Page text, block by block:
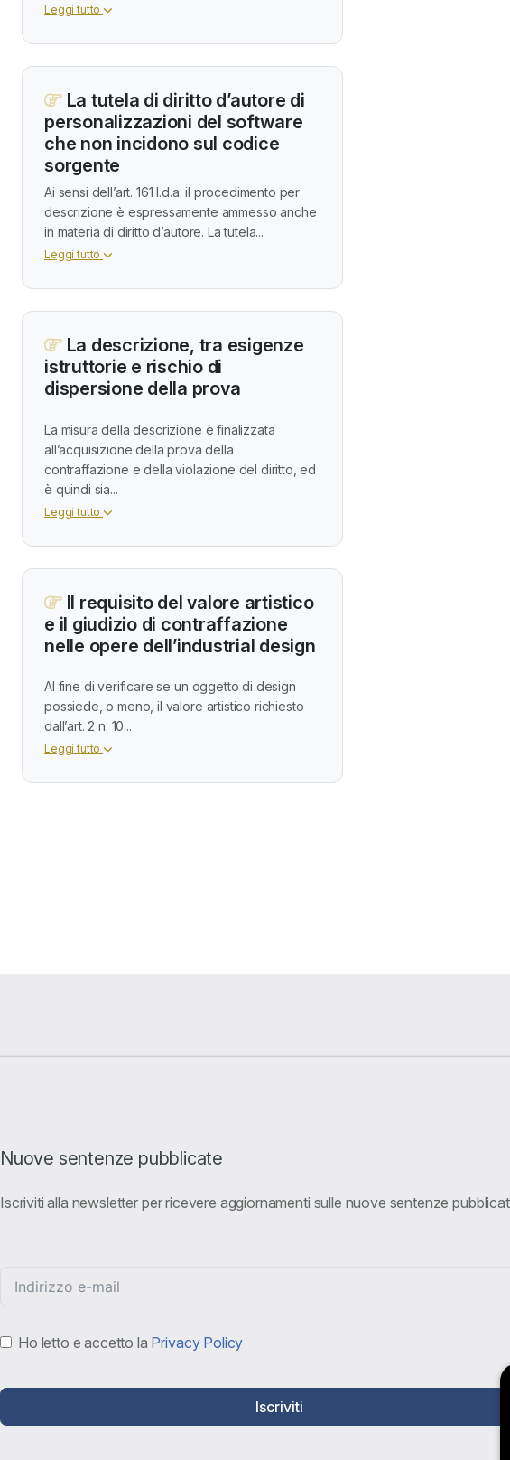
Leggi tutto
La tutela di diritto d’autore di
personalizzazioni del software
che non incidono sul codice
sorgente
Ai sensi dell’art. 161 l.d.a. il procedimento per
descrizione è espressamente ammesso anche
in materia di diritto d’autore. La tutela...
Leggi tutto
La descrizione, tra esigenze
istruttorie e rischio di
dispersione della prova
La misura della descrizione è finalizzata
all’acquisizione della prova della
contraffazione e della violazione del diritto, ed
è quindi sia...
Leggi tutto
Il requisito del valore artistico
e il giudizio di contraffazione
nelle opere dell’industrial design
Al fine di verificare se un oggetto di design
possiede, o meno, il valore artistico richiesto
dall’art. 2 n. 10...
Leggi tutto
Nuove sentenze pubblicate
Iscriviti alla newsletter per ricevere aggiornamenti sulle nuove sentenze
Ho letto e accetto la Privacy Policy
Iscriviti